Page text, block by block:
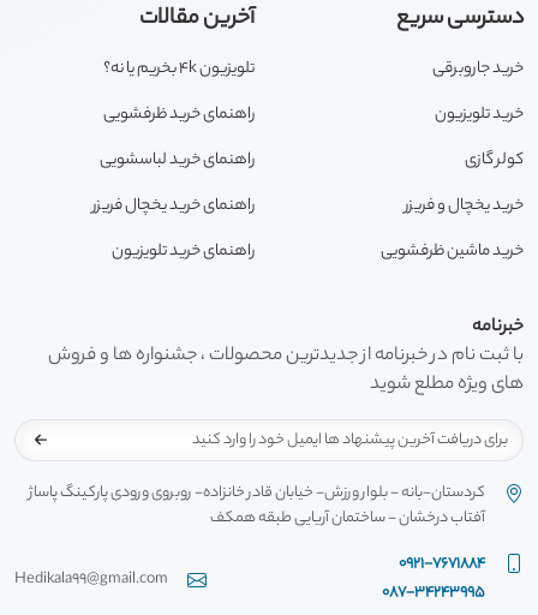
دسترسی سریع
خرید جاروبرقی
خرید تلویزیون
کولر گازی
خرید یخچال و فریزر
خرید ماشین ظرفشویی
آخرین مقالات
تلویزیون 4k بخریم یا نه؟
راهنمای خرید ظرفشویی
راهنمای خرید لباسشویی
راهنمای خرید یخچال فریزر
راهنمای خرید تلویزیون
خبرنامه
با ثبت نام در خبرنامه از جدیدترین محصولات ، جشنواره ها و فروش
های ویژه مطلع شوید
کردستان-بانه - بلوار ورزش- خیابان قادر خانزاده- روبروی ورودی پارکینگ پاساژ
آفتاب درخشان - ساختمان آریایی طبقه همکف
0921-7671884
087-34243995
Hedikala99@gmail.com